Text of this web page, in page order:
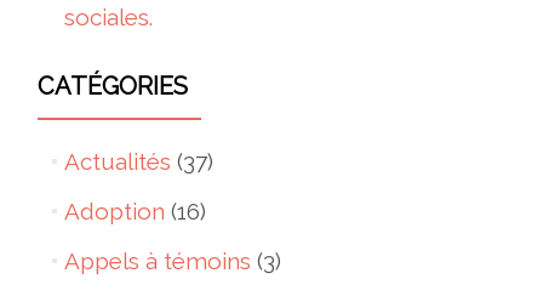
sociales.
CATÉGORIES
Actualités (37)
Adoption (16)
Appels à témoins (3)